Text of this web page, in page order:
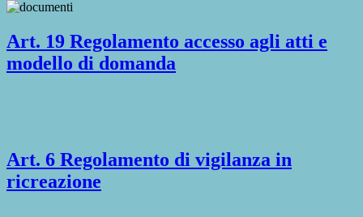
Art. 19 Regolamento accesso agli atti e
modello di domanda
Art. 6 Regolamento di vigilanza in
ricreazione